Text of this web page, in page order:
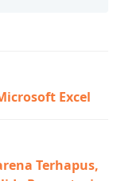
Excel
Terhapus,